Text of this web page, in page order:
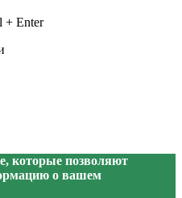
+ Enter
которые позволяют
о вашем